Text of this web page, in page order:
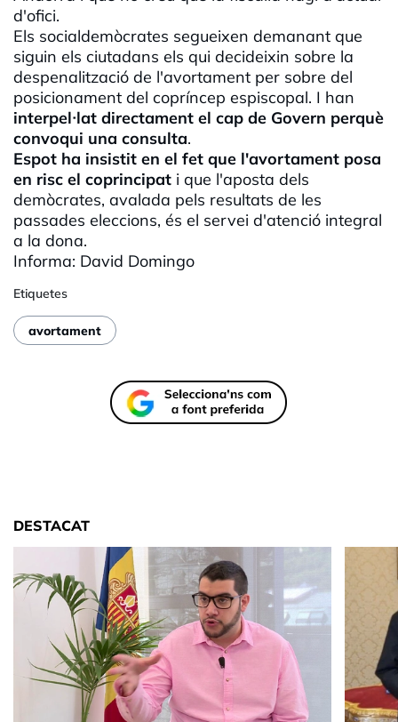
d'ofici.
Els socialdemòcrates segueixen demanant que
siguin els ciutadans els qui decideixin sobre la
despenalització de l'avortament per sobre del
posicionament del copríncep espiscopal. I han
interpel·lat directament el cap de Govern perquè
convoqui una consulta.
Espot ha insistit en el fet que l'avortament posa
en risc el coprincipat i que l'aposta dels
demòcrates, avalada pels resultats de les
passades eleccions, és el servei d'atenció integral
a la dona.
Informa: David Domingo
Etiquetes
avortament
DESTACAT